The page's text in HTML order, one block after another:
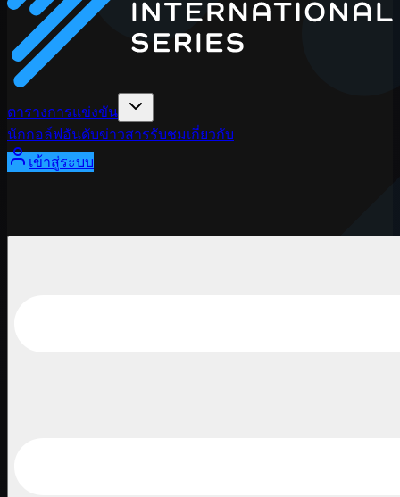
ตารางการแข่งขัน
นักกอล์ฟอันดับข่าวสารรับชมเกี่ยวกับ
เข้าสู่ระบบ